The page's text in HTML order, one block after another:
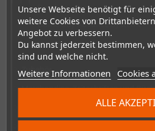
Unsere Webseite benötigt für
weitere Cookies von
Angebot zu verbessern.
Du kannst jederzeit bestimmen,
sind und welche nicht.
Weitere Informationen Cookies
ALLE
Pandora - Pyra
Game Boy Advance Systeme
Umbau-Service ohne Teile
Zubehör
Merchandise, Zeitschriften und
Checkmate & Retro Monitor